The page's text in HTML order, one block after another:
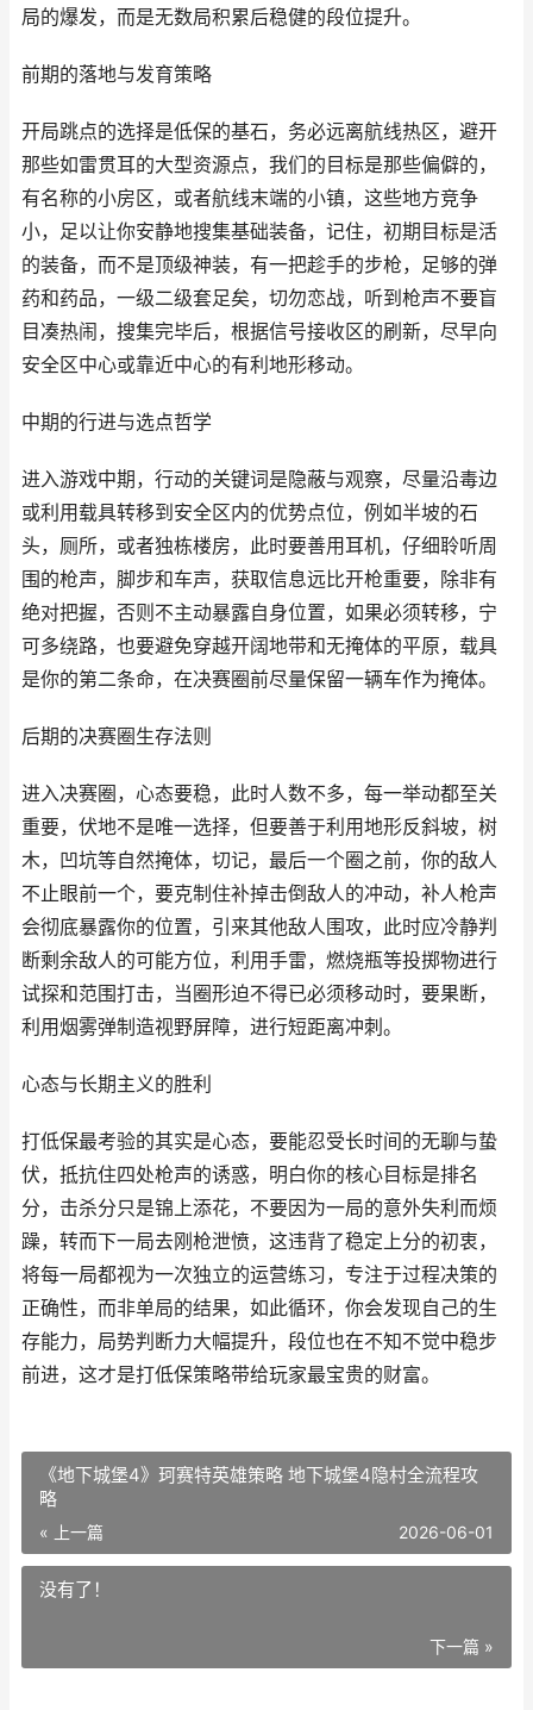
局的爆发，而是无数局积累后稳健的段位提升。
前期的落地与发育策略
开局跳点的选择是低保的基石，务必远离航线热区，避开
那些如雷贯耳的大型资源点，我们的目标是那些偏僻的，
有名称的小房区，或者航线末端的小镇，这些地方竞争
小，足以让你安静地搜集基础装备，记住，初期目标是活
的装备，而不是顶级神装，有一把趁手的步枪，足够的弹
药和药品，一级二级套足矣，切勿恋战，听到枪声不要盲
目凑热闹，搜集完毕后，根据信号接收区的刷新，尽早向
安全区中心或靠近中心的有利地形移动。
中期的行进与选点哲学
进入游戏中期，行动的关键词是隐蔽与观察，尽量沿毒边
或利用载具转移到安全区内的优势点位，例如半坡的石
头，厕所，或者独栋楼房，此时要善用耳机，仔细聆听周
围的枪声，脚步和车声，获取信息远比开枪重要，除非有
绝对把握，否则不主动暴露自身位置，如果必须转移，宁
可多绕路，也要避免穿越开阔地带和无掩体的平原，载具
是你的第二条命，在决赛圈前尽量保留一辆车作为掩体。
后期的决赛圈生存法则
进入决赛圈，心态要稳，此时人数不多，每一举动都至关
重要，伏地不是唯一选择，但要善于利用地形反斜坡，树
木，凹坑等自然掩体，切记，最后一个圈之前，你的敌人
不止眼前一个，要克制住补掉击倒敌人的冲动，补人枪声
会彻底暴露你的位置，引来其他敌人围攻，此时应冷静判
断剩余敌人的可能方位，利用手雷，燃烧瓶等投掷物进行
试探和范围打击，当圈形迫不得已必须移动时，要果断，
利用烟雾弹制造视野屏障，进行短距离冲刺。
心态与长期主义的胜利
打低保最考验的其实是心态，要能忍受长时间的无聊与蛰
伏，抵抗住四处枪声的诱惑，明白你的核心目标是排名
分，击杀分只是锦上添花，不要因为一局的意外失利而烦
躁，转而下一局去刚枪泄愤，这违背了稳定上分的初衷，
将每一局都视为一次独立的运营练习，专注于过程决策的
正确性，而非单局的结果，如此循环，你会发现自己的生
存能力，局势判断力大幅提升，段位也在不知不觉中稳步
前进，这才是打低保策略带给玩家最宝贵的财富。
《地下城堡4》珂赛特英雄策略 地下城堡4隐村全流程攻
略
« 上一篇 2026-06-01
没有了！
下一篇 »